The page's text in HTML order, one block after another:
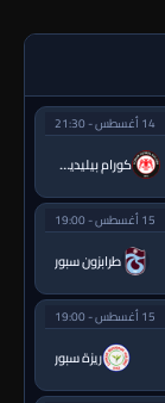
14 أغسطس - 21:30
كورام بيليديسبور
15 أغسطس - 19:00
طرابزون سبور
15 أغسطس - 19:00
ريزة سبور